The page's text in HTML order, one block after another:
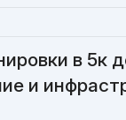
в 5к
и